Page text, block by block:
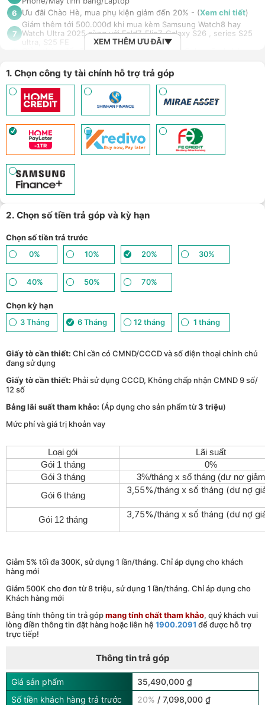
6
Ưu đãi Chào Hè, mua phụ kiện giảm đến 20% - (Xem chi tiết)
7
Giảm thêm tới 500.000đ khi mua kèm Samsung Watch8 hay
Watch Ultra 2025 cùng với Fold7, Flip7, Galaxy S26 , series S25
ultra, S25 FE
9 Ưu đãi mua Ốp PITAKA kèm máy Samsung S26 series và
Samsung FOLD 7/8 series giảm 100.000đ - (
10 Mở thẻ Max Card nhận loạt đặc quyền - Hoàn tiền lên đến 18
triệu đồng - (
Xem chi tiết)
Trả góp 4 không, duyệt nhanh 10 phút, kỳ hạn tới 12 tháng với
công ty tài chính/thẻ tín dụng
12 An tâm sử dụng sản phẩm dài lâu với gói bảo hành mở rộng H-
Care (LH 1900.2091) - (
Xem chi tiết
Giảm 5% tối đa 500k khi thanh toán qua Spaylater - (
tiết)
14 Ưu đãi mua dán màn hình kèm máy Điện thoại/Máy tính
bảng/Laptop/Đồng hồ giảm 10% - (
15
Giảm thêm 15% tối đa 1.000.000đ với các sản phẩm Loa, tai nghe
Sony khi mua kèm với các sản phẩm: Laptop/ Điện thoại/ Đồng
hồ thông minh - (
tháng - (Xem chi tiết)
Giảm tới 500.000đ khi thanh toán qua Homepaylater - (
XEM THÊM ƯU ĐÃI
1. Chọn công ty tài chính hỗ trợ trả góp
2. Chọn số tiền trả góp và kỳ hạn
Chọn số tiền trả trước
0%
10% 20% 30%
40% 50% 70%
Chọn kỳ hạn
3 Tháng
6 Tháng 12 tháng 1 tháng
Giấy tờ cần thiết: Chỉ cần có CMND/CCCD và số điện thoại chính chủ
đang sử dụng
Giấy tờ cần thiết: Phải sử dụng CCCD, Không chấp nhận CMND 9 số/
12 số
Bảng lãi suất tham khảo: (Áp dụng cho sản phẩm từ3 triệu)
Mức phí và giá trị khoản vay
Loại gói
Lãi suất
Gói 1 tháng
0%
Gói 3 tháng
3%/tháng x số tháng (dư nợ
Gói 6 tháng
3,55%/tháng x số tháng (dư nợ
Gói 12 tháng 3,75%/tháng x số tháng (dư nợ
Giảm 5% tối đa 300K, sử dụng 1 lần/tháng. Chỉ áp dụng cho khách
hàng mới
Giảm 500K cho đơn từ 8 triệu, sử dụng 1 lần/tháng. Chỉ áp dụng cho
Khách hàng mới
Bảng tính thông tin trả gópmang tính chất tham khảo, quý khách vui
lòng điền thông tin đặt hàng hoặc liên hệ 1900.2091 để được hỗ trợ
trực tiếp!
Thông tin trả góp
Giá sản phẩm
35,490,000 ₫
Số tiền khách hàng trả trước
20% / 7,098,000 ₫